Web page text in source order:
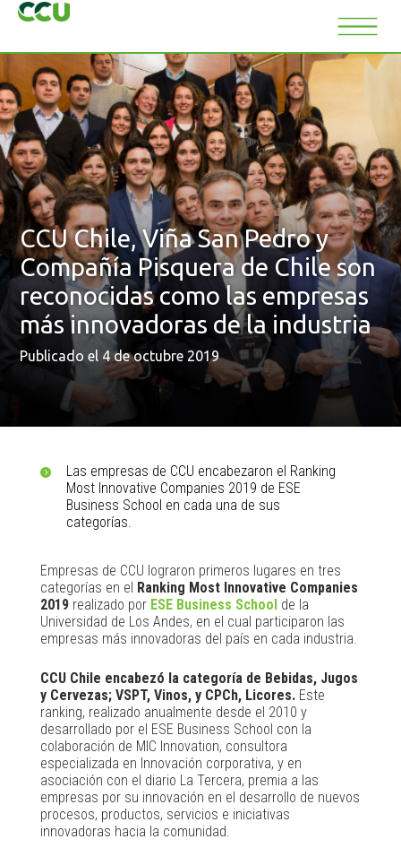
CCU Chile, Viña San Pedro y
Compañía Pisquera de Chile son
reconocidas como las empresas
más innovadoras de la industria
Publicado el 4 de octubre 2019
Las empresas de CCU encabezaron el Ranking
Most Innovative Companies 2019 de ESE
Business School en cada una de sus
categorías.
Empresas de CCU lograron primeros lugares en tres
categorías en el Ranking Most Innovative Companies
2019realizado por ESE Business Schoolde la
Universidad de Los Andes, en el cual participaron las
empresas más innovadoras del país en cada industria.
CCU Chile encabezó la categoría de Bebidas, Jugos
y Cervezas; VSPT, Vinos, y CPCh, Licores.Este
ranking, realizado anualmente desde el 2010 y
desarrollado por el ESE Business School con la
colaboración de MIC Innovation, consultora
especializada en Innovación corporativa, y en
asociación con el diario La Tercera, premia a las
empresas por su innovación en el desarrollo de nuevos
procesos, productos, servicios e iniciativas
innovadoras hacia la comunidad.